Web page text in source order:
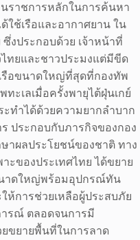
นราชการหลักในการค้นหา
ใช้เรือและอากาศยาน ใน
งประกอบด้วย เจ้าหน้าที่
ทยและชาวประมงแต่มีขีด
รือขนาดใหญ่ที่สุดที่กองทัพ
ะเลเมื่อครั้งพายุไต้ฝุ่นเกย์
ทำได้ด้วยความยากลำบาก
ประกอบกับภารกิจของกอง
าผลประโยชน์ของชาติ ทาง
ะของประเทศไทย ได้ขยาย
นาดใหญ่พร้อมอุปกรณ์ทัน
ห้การช่วยเหลือผู้ประสบภัย
ารณ์ ตลอดจนการมี
ยขยายพื้นที่ในการลาด